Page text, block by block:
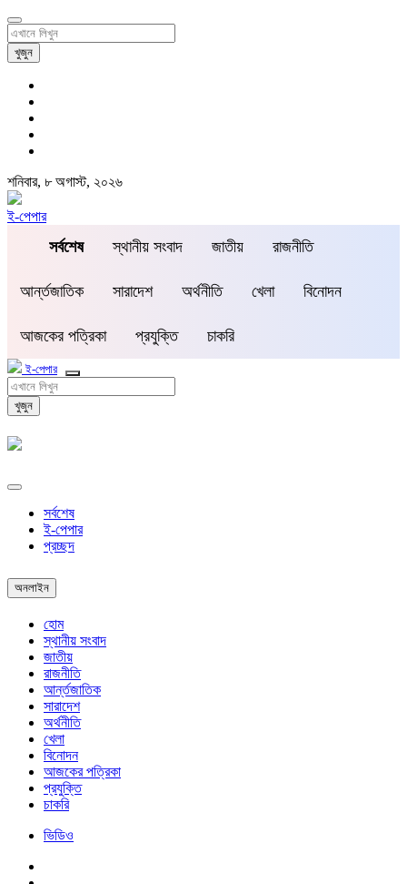
খুজুন
শনিবার, ৮ অগাস্ট, ২০২৬
ই-পেপার
সর্বশেষ স্থানীয় সংবাদ জাতীয় রাজনীতি
আর্ন্তজাতিক সারাদেশ অর্থনীতি খেলা বিনোদন
আজকের পত্রিকা প্রযুক্তি চাকরি
ই-পেপার
খুজুন
সর্বশেষ
ই-পেপার
প্রচ্ছদ
অনলাইন
হোম
স্থানীয় সংবাদ
জাতীয়
রাজনীতি
আর্ন্তজাতিক
সারাদেশ
অর্থনীতি
খেলা
বিনোদন
আজকের পত্রিকা
প্রযুক্তি
চাকরি
ভিডিও